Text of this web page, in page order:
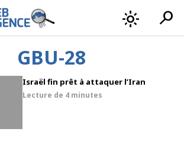
light_mode search
GBU-28
Israël fin prêt à attaquer l’Iran
Lecture de 4 minutes